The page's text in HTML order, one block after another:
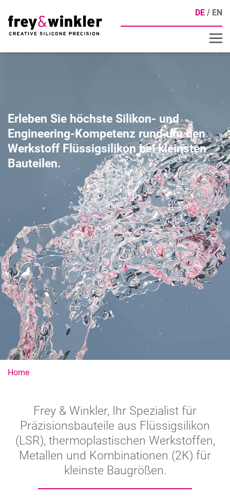
DE EN
Erleben Sie höchste Silikon- und
Engineering-Kompetenz rund um den
Werkstoff Flüssigsilikon bei kleinsten
Bauteilen.
Home
Frey & Winkler, Ihr Spezialist für
Präzisionsbauteile aus Flüssigsilikon
(LSR), thermoplastischen Werkstoffen,
Metallen und Kombinationen (2K) für
kleinste Baugrößen.